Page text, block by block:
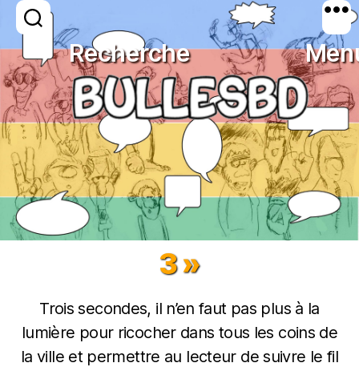
Recherche
BULLESBD
Catégories
ACTUALITES ROMAN GRAPHIQUE
3 »
Trois secondes, il n’en faut pas plus à la
lumière pour ricocher dans tous les coins de
la ville et permettre au lecteur de suivre le fil